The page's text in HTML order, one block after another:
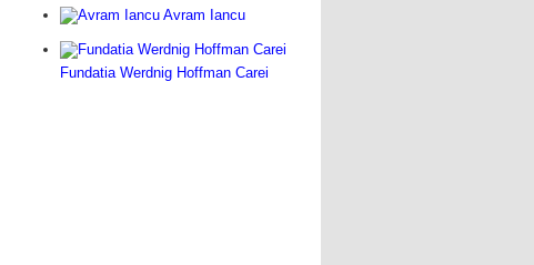
Avram Iancu
Fundatia Werdnig Hoffman Carei